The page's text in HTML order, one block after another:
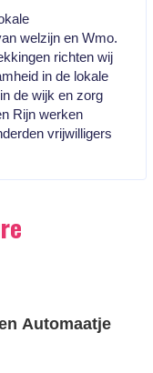
welzijn en Wmo.
richten wij
in de lokale
de wijk en zorg
Rijn werken
vrijwilligers